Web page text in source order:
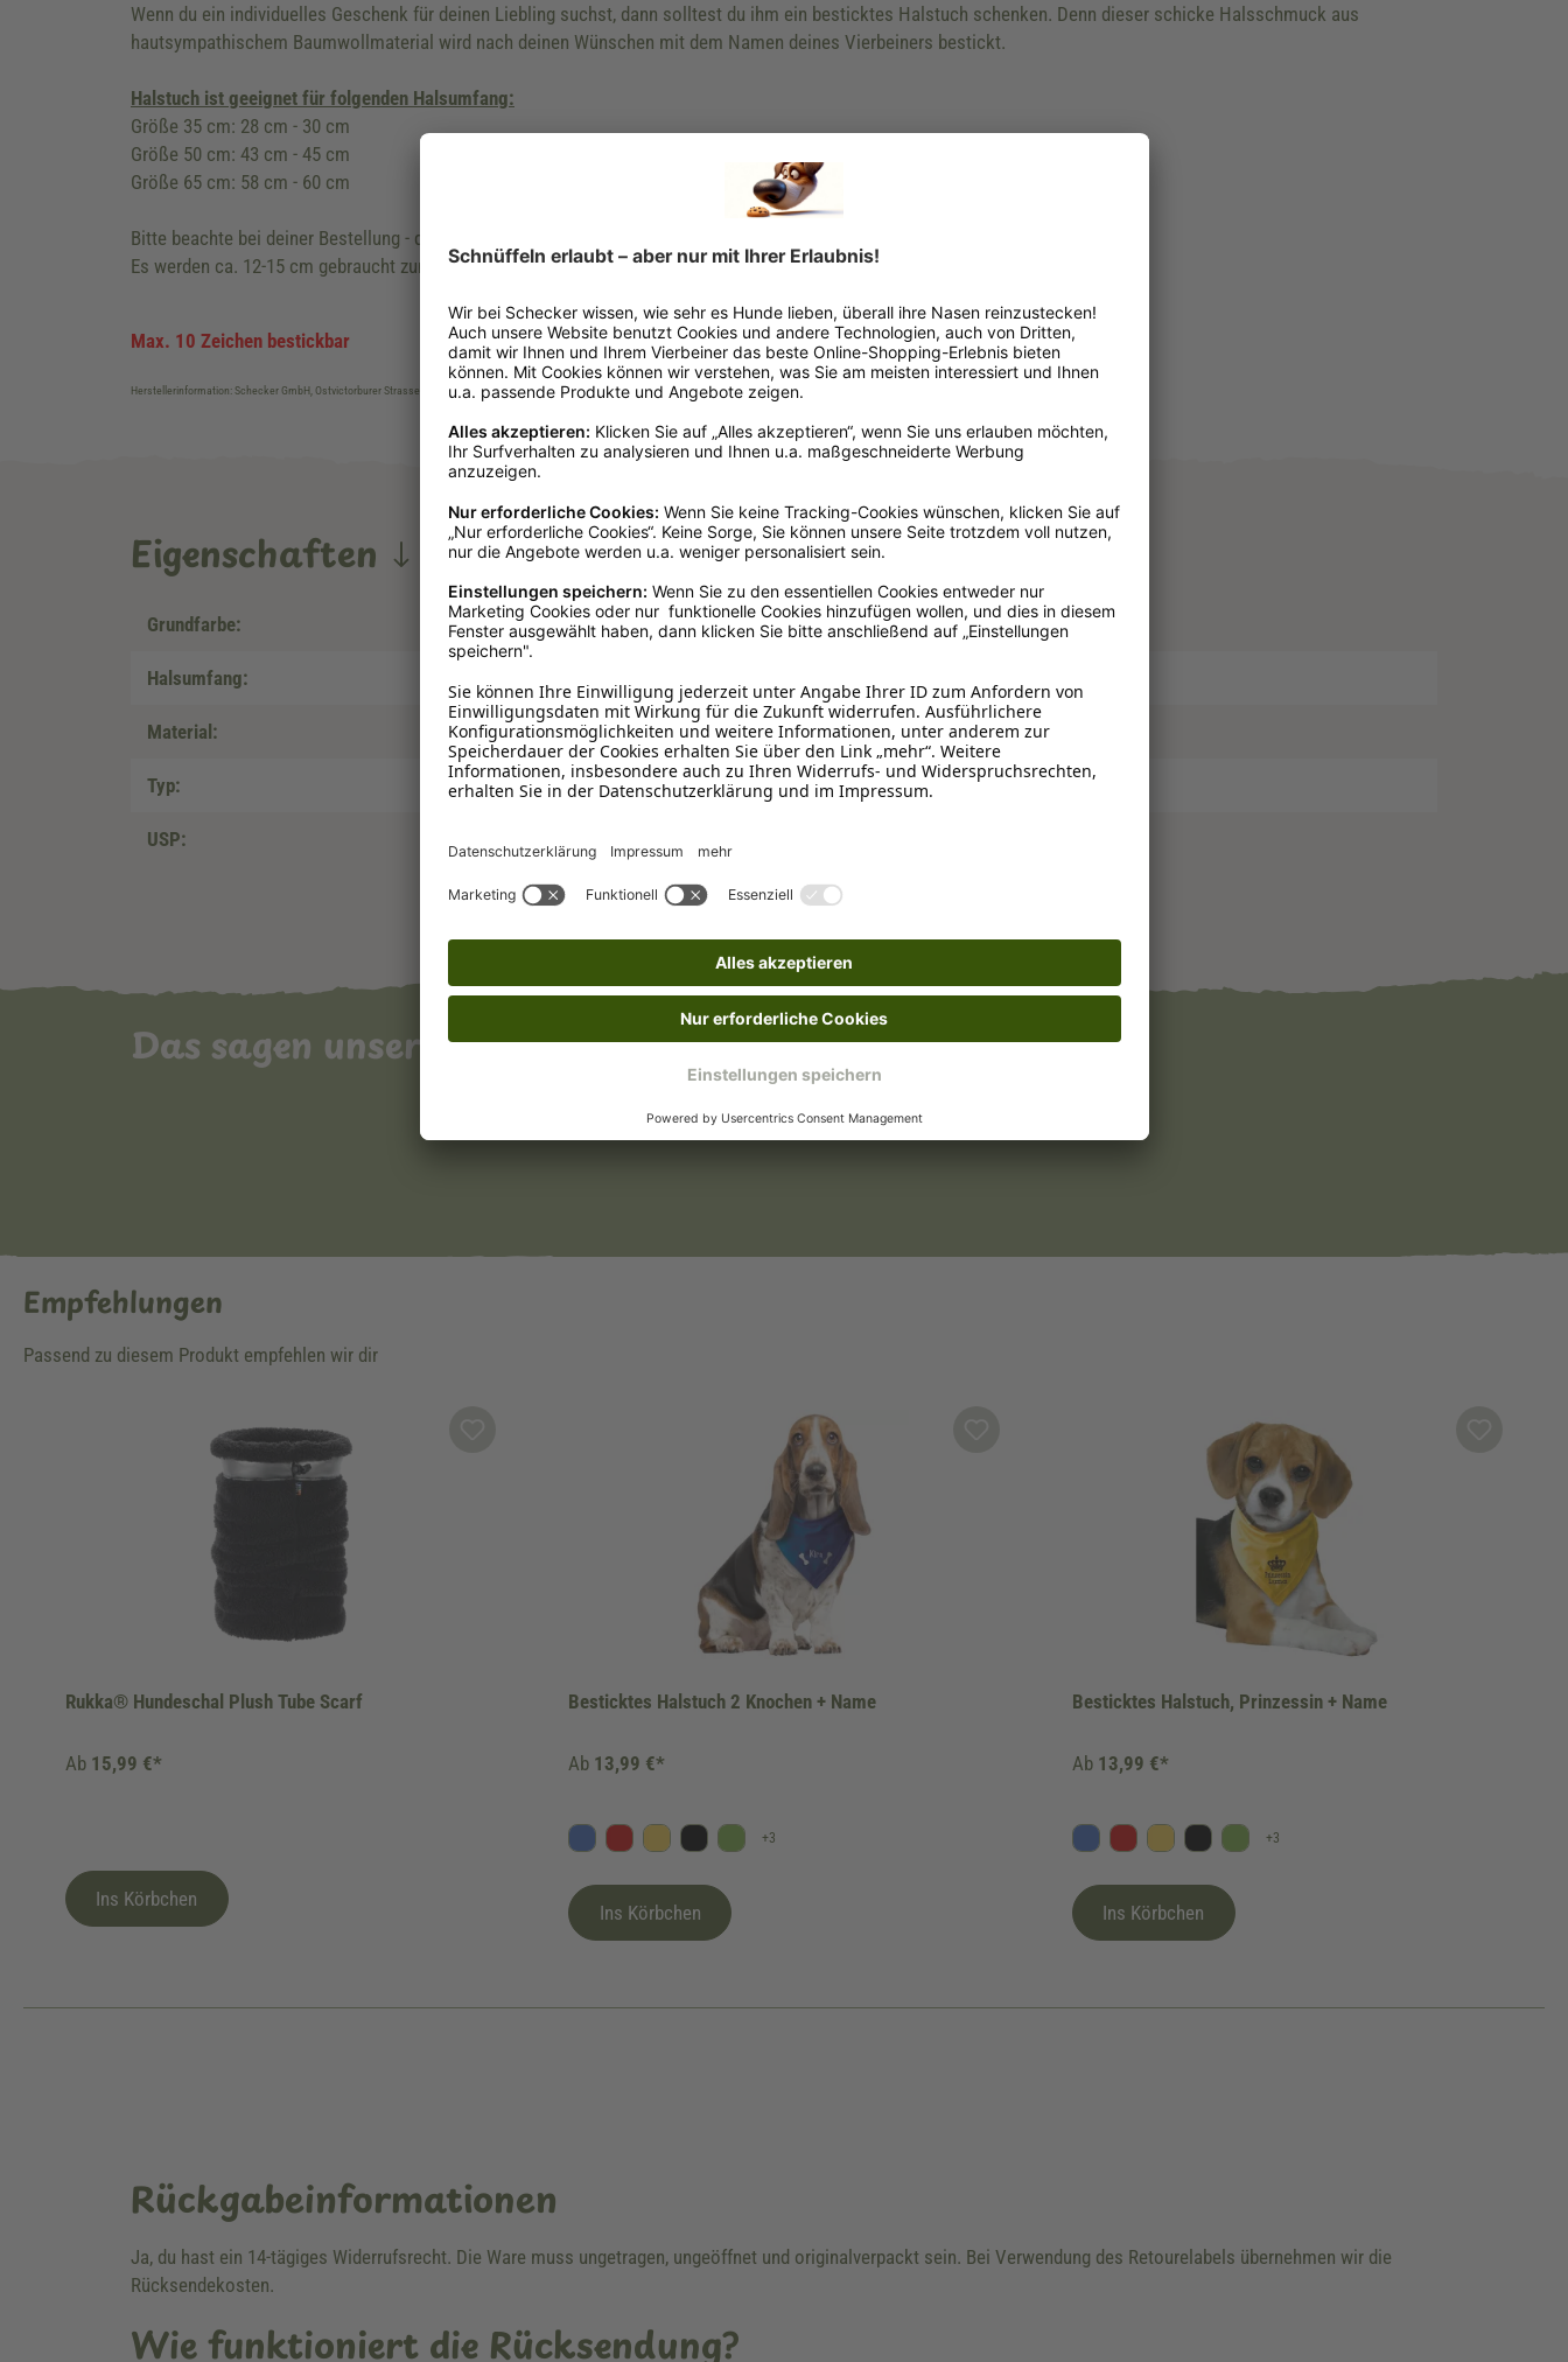
Wenn du ein individuelles Geschenk für deinen Liebling suchst, dann solltest du ihm ein besticktes Halstuch schenken. Denn dieser schicke Halsschmuck aus
hautsympathischem Baumwollmaterial wird nach deinen Wünschen mit dem Namen deines Vierbeiners bestickt.
Halstuch ist geeignet für folgenden Halsumfang:
Größe 35 cm: 28 cm - 30 cm
Größe 50 cm: 43 cm - 45 cm
Größe 65 cm: 58 cm - 60 cm
Bitte beachte bei deiner Bestellung - die Länge des Halsbandes ist nicht gleich Halsumfang.
Es werden ca. 12-15 cm gebraucht zum zusammenknoten.
Max. 10 Zeichen bestickbar
Herstellerinformation: Schecker GmbH, Ostvictorburer Strasse 109, DE-26624, Südbrookmerland, info@schecker.de
Eigenschaften
Grundfarbe: Grün
Halsumfang:
Material: Baumwolle
Typ: Halstücher
USP:
Das sagen unsere Kunden
Empfehlungen
Passend zu diesem Produkt empfehlen wir dir
Rukka® Hundeschal Plush Tube Scarf
Ab 15,99 €*
Ins Körbchen
Besticktes Halstuch 2 Knochen + Name
BlauRot GelbSchwarz
Kiwi
+3
Ab 13,99 €*
Ins Körbchen
Besticktes Halstuch, Prinzessin + Name
BlauRot GelbSchwarz
Kiwi
+3
Ab 13,99 €*
Ins Körbchen
Rückgabeinformationen
Ja, du hast ein 14-tägiges Widerrufsrecht. Die Ware muss ungetragen, ungeöffnet und originalverpackt sein. Bei Verwendung des Retourelabels übernehmen wir die
Rücksendekosten.
Wie funktioniert die Rücksendung?